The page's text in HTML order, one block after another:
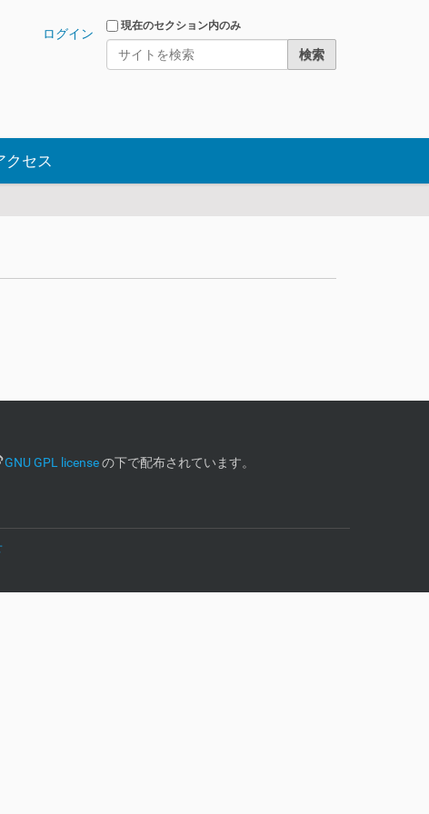
サイトを検索
現在のセクション内のみ
ログイン
クセス
GNU GPL licenseの下で配布されています。